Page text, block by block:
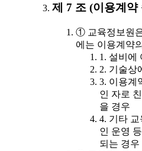
제 7 조 (이용계약
① 교육정보원
에는 이용계약
1. 설비에
2. 기술상
3. 이용계
인 자로
을 경우
4. 기타
인 운영
되는 경우